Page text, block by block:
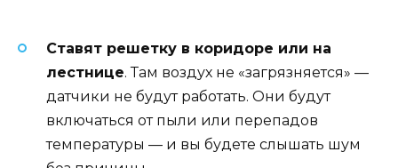
Ставят решетку в коридоре или на
лестнице. Там воздух не «загрязняется» —
датчики не будут работать. Они будут
включаться от пыли или перепадов
температуры — и вы будете слышать шум